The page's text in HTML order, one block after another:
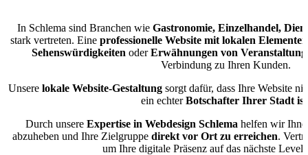
In Schlema sind Branchen wie Gastronomie, Einzelhandel,
stark vertreten. Eine professionelle Website mit lokalen Elementen
Sehenswürdigkeiten oderErwähnungen von
Verbindung zu Ihren Kunden.
Unsere lokale Website-Gestaltungsorgt dafür, dass Ihre Website
ein echterBotschafter Ihrer Stadt ist
Durch unsere Expertise in Webdesign Schlema helfen wir
abzuheben und Ihre Zielgruppe direkt vor Ort zu erreichen.
um Ihre digitale Präsenz auf das nächste Level